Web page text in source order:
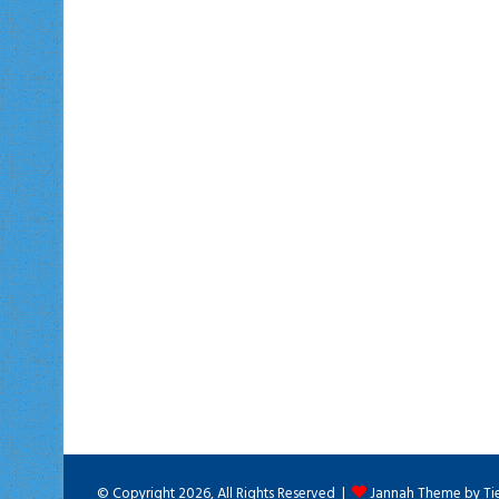
© Copyright 2026, All Rights Reserved | Jannah Theme by